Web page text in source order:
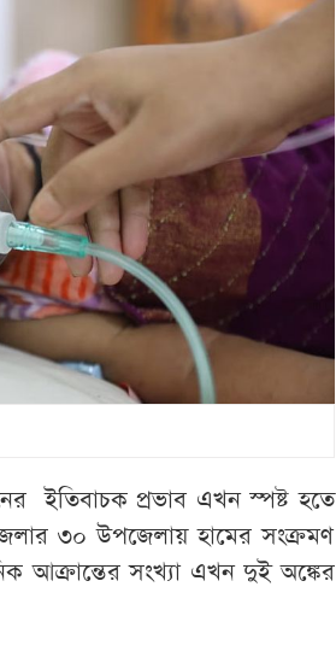
ইতিবাচক প্রভাব এখন স্পষ্ট হতে
৩০ উপজেলায় হামের সংক্রমণ
আক্রান্তের সংখ্যা এখন দুই অঙ্কের